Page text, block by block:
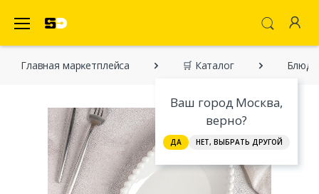
Ваш город Москва,
верно?
ДА НЕТ, ВЫБРАТЬ ДРУГОЙ
Главная марĸетплейса 🛒 Каталог Блюдо